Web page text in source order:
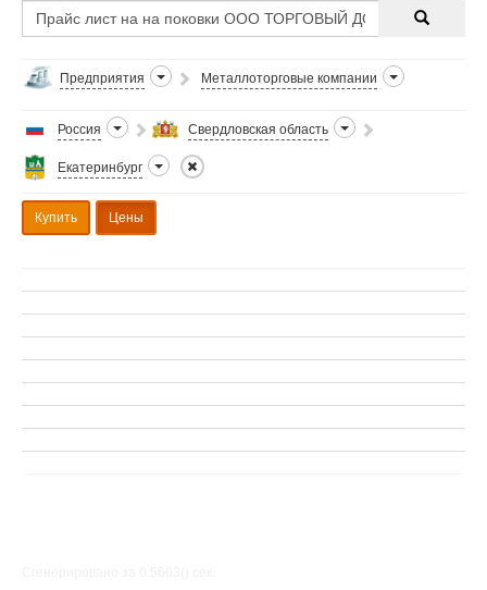
Предприятия Металлоторговые компании
Россия Свердловская область
Екатеринбург
Купить Цены